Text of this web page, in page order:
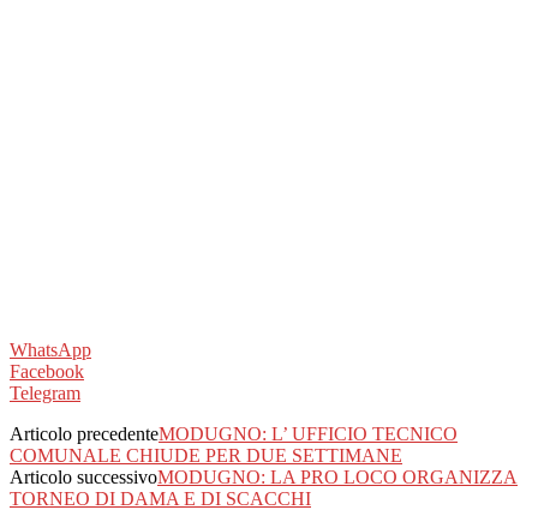
WhatsApp
Facebook
Telegram
Articolo precedenteMODUGNO: L’ UFFICIO TECNICO
COMUNALE CHIUDE PER DUE SETTIMANE
Articolo successivoMODUGNO: LA PRO LOCO ORGANIZZA
TORNEO DI DAMA E DI SCACCHI